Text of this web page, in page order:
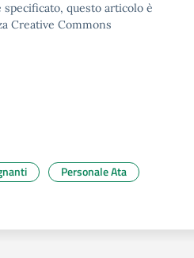
questo articolo è
Creative Commons
Personale Ata